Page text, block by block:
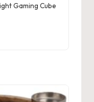
Gaming Cube